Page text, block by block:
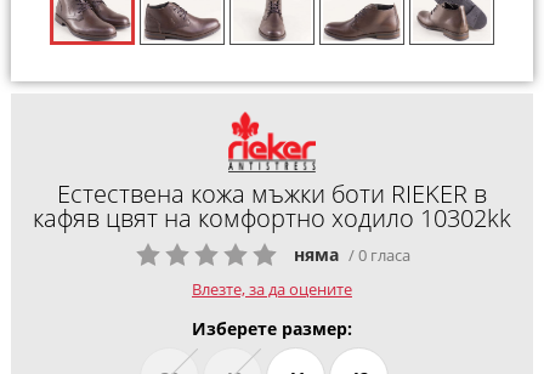
Естествена кожа мъжки боти RIEKER в
кафяв цвят на комфортно ходило 10302kk
няма / 0 гласа
Влезте, за да оцените
Изберете размер: